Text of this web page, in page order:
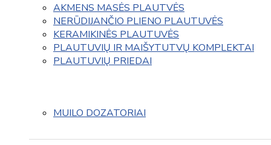
AKMENS MASĖS PLAUTVĖS
NERŪDIJANČIO PLIENO PLAUTUVĖS
KERAMIKINĖS PLAUTUVĖS
PLAUTUVIŲ IR MAIŠYTUTVŲ KOMPLEKTAI
PLAUTUVIŲ PRIEDAI
MUILO DOZATORIAI